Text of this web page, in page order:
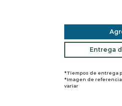
Entrega
*Tiempos de entrega
*Imagen de
variar